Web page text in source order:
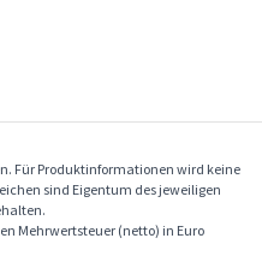
Für Produktinformationen wird keine
sind Eigentum des jeweiligen
Mehrwertsteuer (netto) in Euro